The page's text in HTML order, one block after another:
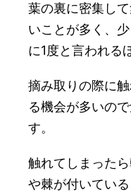
葉の裏に密集し
いことが多く、
に1度と言われる
摘み取りの際に
る機会が多いの
す。
触れてしまった
や棘が付いてい